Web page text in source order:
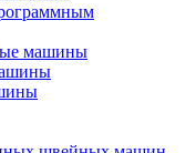
машины